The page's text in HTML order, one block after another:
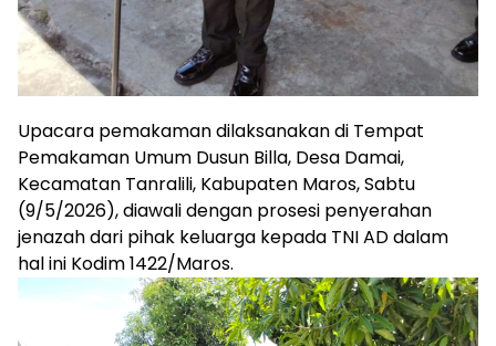
Upacara pemakaman dilaksanakan di Tempat
Pemakaman Umum Dusun Billa, Desa Damai,
Kecamatan Tanralili, Kabupaten Maros, Sabtu
(9/5/2026), diawali dengan prosesi penyerahan
jenazah dari pihak keluarga kepada TNI AD dalam
hal ini Kodim 1422/Maros.